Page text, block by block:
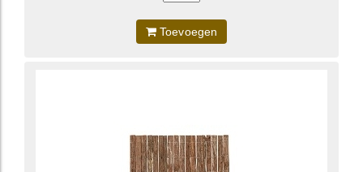
Toevoegen